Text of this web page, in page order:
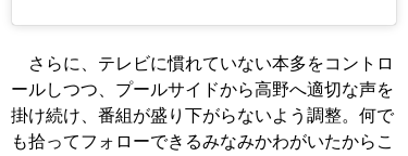
さらに、テレビに慣れていない本多をコントロ
ールしつつ、プールサイドから高野へ適切な声を
掛け続け、番組が盛り下がらないよう調整。何で
も拾ってフォローできるみなみかわがいたからこ